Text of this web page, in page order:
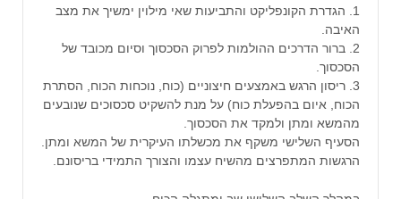
1. הגדרת הקונפליקט והתביעות שאי מילוין ימשיך את מצב
האיבה.
2. ברור הדרכים ההולמות לפרוק הסכסוך וסיום מכובד של
הסכסוך.
3. ריסון הרגש באמצעים חיצוניים (כוח, נוכחות הכוח, הסתרת
הכוח, איום בהפעלת כוח) על מנת להשקיט סכסוכים שנובעים
מהמשא ומתן ולמקד את הסכסוך.
הסעיף השלישי משקף את מכשלתו העיקרית של המשא ומתן.
הרגשות המתפרצים מהשיח עצמו והצורך התמידי בריסונם.